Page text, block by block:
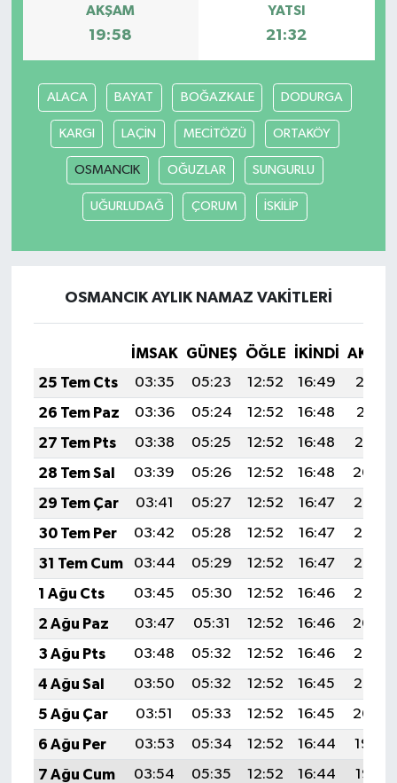
AKŞAM
19:58
YATSI
21:32
ALACA BAYAT BOĞAZKALE DODURGA
KARGI LAÇİN MECİTÖZÜ ORTAKÖY
OSMANCIK OĞUZLAR SUNGURLU
UĞURLUDAĞ ÇORUM İSKİLİP
OSMANCIK AYLIK NAMAZ VAKITLERI
İMSAK GÜNEŞ ÖĞLE İKINDI
25 Tem Cts
03:35 05:23 12:52 16:49
20:12
26 Tem Paz
03:36 05:24 12:52 16:48
20:11
27 Tem Pts
03:38 05:25 12:52 16:48
20:10
28 Tem Sal
03:39 05:26 12:52 16:48
20:09
29 Tem Çar
03:41 05:27 12:52 16:47
20:08
30 Tem Per
03:42 05:28 12:52 16:47
20:07
31 Tem Cum
03:44 05:29 12:52 16:47
20:06
1 Ağu Cts
03:45 05:30 12:52 16:46
20:05
2 Ağu Paz
03:47 05:31 12:52 16:46
20:04
3 Ağu Pts
03:48 05:32 12:52 16:46
20:03
4 Ağu Sal
03:50 05:32 12:52 16:45
20:02
5 Ağu Çar
03:51 05:33 12:52 16:45
20:00
6 Ağu Per
03:53 05:34 12:52 16:44
19:59
7 Ağu Cum
03:54 05:35 12:52 16:44
19:58